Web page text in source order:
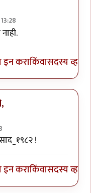
!
इन कराकिंवासदस्य व्हा
!byप्रसाद_१९८२
!
इन कराकिंवासदस्य व्हा